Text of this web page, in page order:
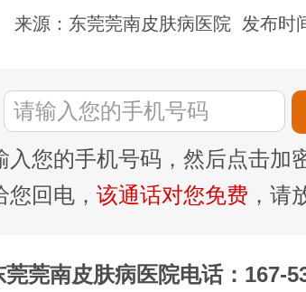
来源：东莞莞南皮肤病医院 发布时
入您的手机号码，然后点击加
您回电， 该通话对您免费 ，请
莞莞南皮肤病医院电话：167-